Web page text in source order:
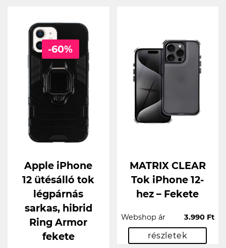
-60%
Apple iPhone
12 ütésálló tok
légpárnás
sarkas, hibrid
Ring Armor
fekete
MATRIX CLEAR
Tok iPhone 12-
hez – Fekete
Webshop ár 3.990 Ft
részletek